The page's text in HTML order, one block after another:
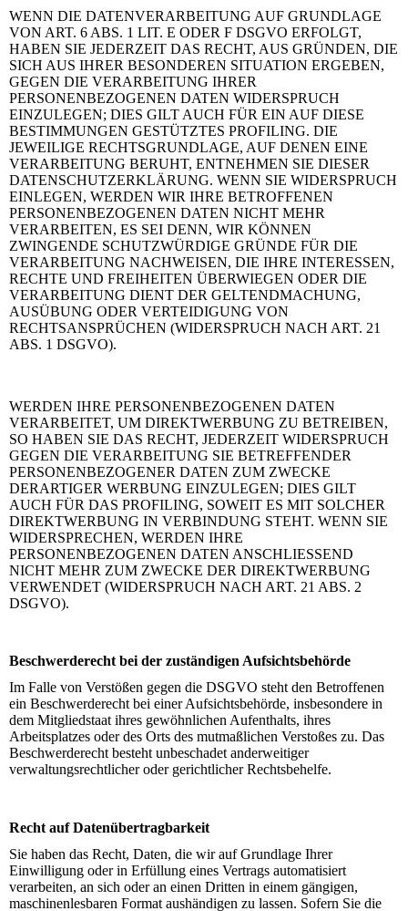
WENN DIE DATENVERARBEITUNG AUF GRUNDLAGE
VON ART. 6 ABS. 1 LIT. E ODER F DSGVO ERFOLGT,
HABEN SIE JEDERZEIT DAS RECHT, AUS GRÜNDEN, DIE
SICH AUS IHRER BESONDEREN SITUATION ERGEBEN,
GEGEN DIE VERARBEITUNG IHRER
PERSONENBEZOGENEN DATEN WIDERSPRUCH
EINZULEGEN; DIES GILT AUCH FÜR EIN AUF DIESE
BESTIMMUNGEN GESTÜTZTES PROFILING. DIE
JEWEILIGE RECHTSGRUNDLAGE, AUF DENEN EINE
VERARBEITUNG BERUHT, ENTNEHMEN SIE DIESER
DATENSCHUTZERKLÄRUNG. WENN SIE WIDERSPRUCH
EINLEGEN, WERDEN WIR IHRE BETROFFENEN
PERSONENBEZOGENEN DATEN NICHT MEHR
VERARBEITEN, ES SEI DENN, WIR KÖNNEN
ZWINGENDE SCHUTZWÜRDIGE GRÜNDE FÜR DIE
VERARBEITUNG NACHWEISEN, DIE IHRE INTERESSEN,
RECHTE UND FREIHEITEN ÜBERWIEGEN ODER DIE
VERARBEITUNG DIENT DER GELTENDMACHUNG,
AUSÜBUNG ODER VERTEIDIGUNG VON
RECHTSANSPRÜCHEN (WIDERSPRUCH NACH ART. 21
ABS. 1 DSGVO).
WERDEN IHRE PERSONENBEZOGENEN DATEN
VERARBEITET, UM DIREKTWERBUNG ZU BETREIBEN,
SO HABEN SIE DAS RECHT, JEDERZEIT WIDERSPRUCH
GEGEN DIE VERARBEITUNG SIE BETREFFENDER
PERSONENBEZOGENER DATEN ZUM ZWECKE
DERARTIGER WERBUNG EINZULEGEN; DIES GILT
AUCH FÜR DAS PROFILING, SOWEIT ES MIT SOLCHER
DIREKTWERBUNG IN VERBINDUNG STEHT. WENN SIE
WIDERSPRECHEN, WERDEN IHRE
PERSONENBEZOGENEN DATEN ANSCHLIESSEND
NICHT MEHR ZUM ZWECKE DER DIREKTWERBUNG
VERWENDET (WIDERSPRUCH NACH ART. 21 ABS. 2
DSGVO).
Beschwerderecht bei der zuständigen Aufsichtsbehörde
Im Falle von Verstößen gegen die DSGVO steht den Betroffenen
ein Beschwerderecht bei einer Aufsichtsbehörde, insbesondere in
dem Mitgliedstaat ihres gewöhnlichen Aufenthalts, ihres
Arbeitsplatzes oder des Orts des mutmaßlichen Verstoßes zu. Das
Beschwerderecht besteht unbeschadet anderweitiger
verwaltungsrechtlicher oder gerichtlicher Rechtsbehelfe.
Recht auf Datenübertragbarkeit
Sie haben das Recht, Daten, die wir auf Grundlage Ihrer
Einwilligung oder in Erfüllung eines Vertrags automatisiert
verarbeiten, an sich oder an einen Dritten in einem gängigen,
maschinenlesbaren Format aushändigen zu lassen. Sofern Sie die